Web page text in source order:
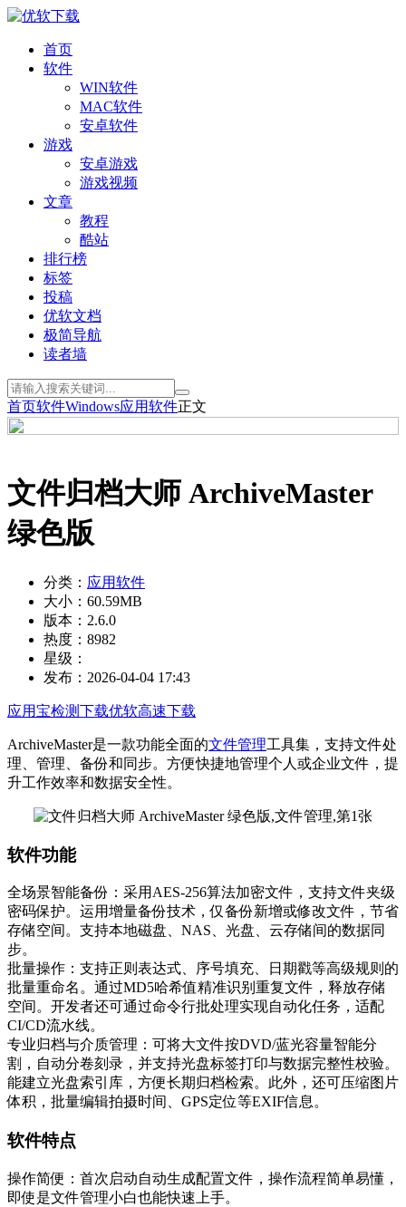
首页
软件
WIN软件
MAC软件
安卓软件
游戏
安卓游戏
游戏视频
文章
教程
酷站
排行榜
标签
投稿
优软文档
极简导航
读者墙
首页软件Windows应用软件正文
文件归档大师 ArchiveMaster
绿色版
分类： 应用软件
大小： 60.59MB
版本： 2.6.0
热度： 8982
星级：
发布： 2026-04-04 17:43
应用宝检测下载优软高速下载
ArchiveMaster是一款功能全面的文件管理工具集，支持文件处
理、管理、备份和同步。方便快捷地管理个人或企业文件，提
升工作效率和数据安全性。
软件功能
全场景智能备份：采用AES-256算法加密文件，支持文件夹级
密码保护。运用增量备份技术，仅备份新增或修改文件，节省
存储空间。支持本地磁盘、NAS、光盘、云存储间的数据同
步。
批量操作：支持正则表达式、序号填充、日期戳等高级规则的
批量重命名。通过MD5哈希值精准识别重复文件，释放存储
空间。开发者还可通过命令行批处理实现自动化任务，适配
CI/CD流水线。
专业归档与介质管理：可将大文件按DVD/蓝光容量智能分
割，自动分卷刻录，并支持光盘标签打印与数据完整性校验。
能建立光盘索引库，方便长期归档检索。此外，还可压缩图片
体积，批量编辑拍摄时间、GPS定位等EXIF信息。
软件特点
操作简便：首次启动自动生成配置文件，操作流程简单易懂，
即使是文件管理小白也能快速上手。